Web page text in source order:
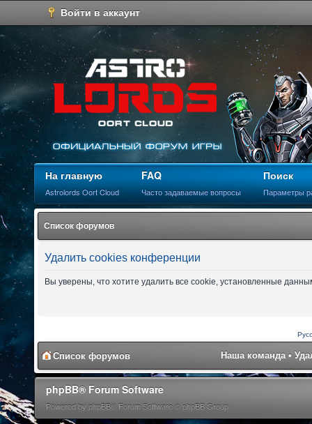
Войти в аккаунт
На главную
Astrolords Oort Cloud
FAQ
Часто задаваемые вопросы
Поиск
Параметры
Список форумов
Удалить cookies конференции
Вы уверены, что хотите удалить все cookie, установленные
Список форумов Наша команда•
phpBB® Forum Software
Powered by phpBB® Forum Software © phpBB Group